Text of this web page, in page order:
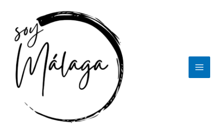
contenido